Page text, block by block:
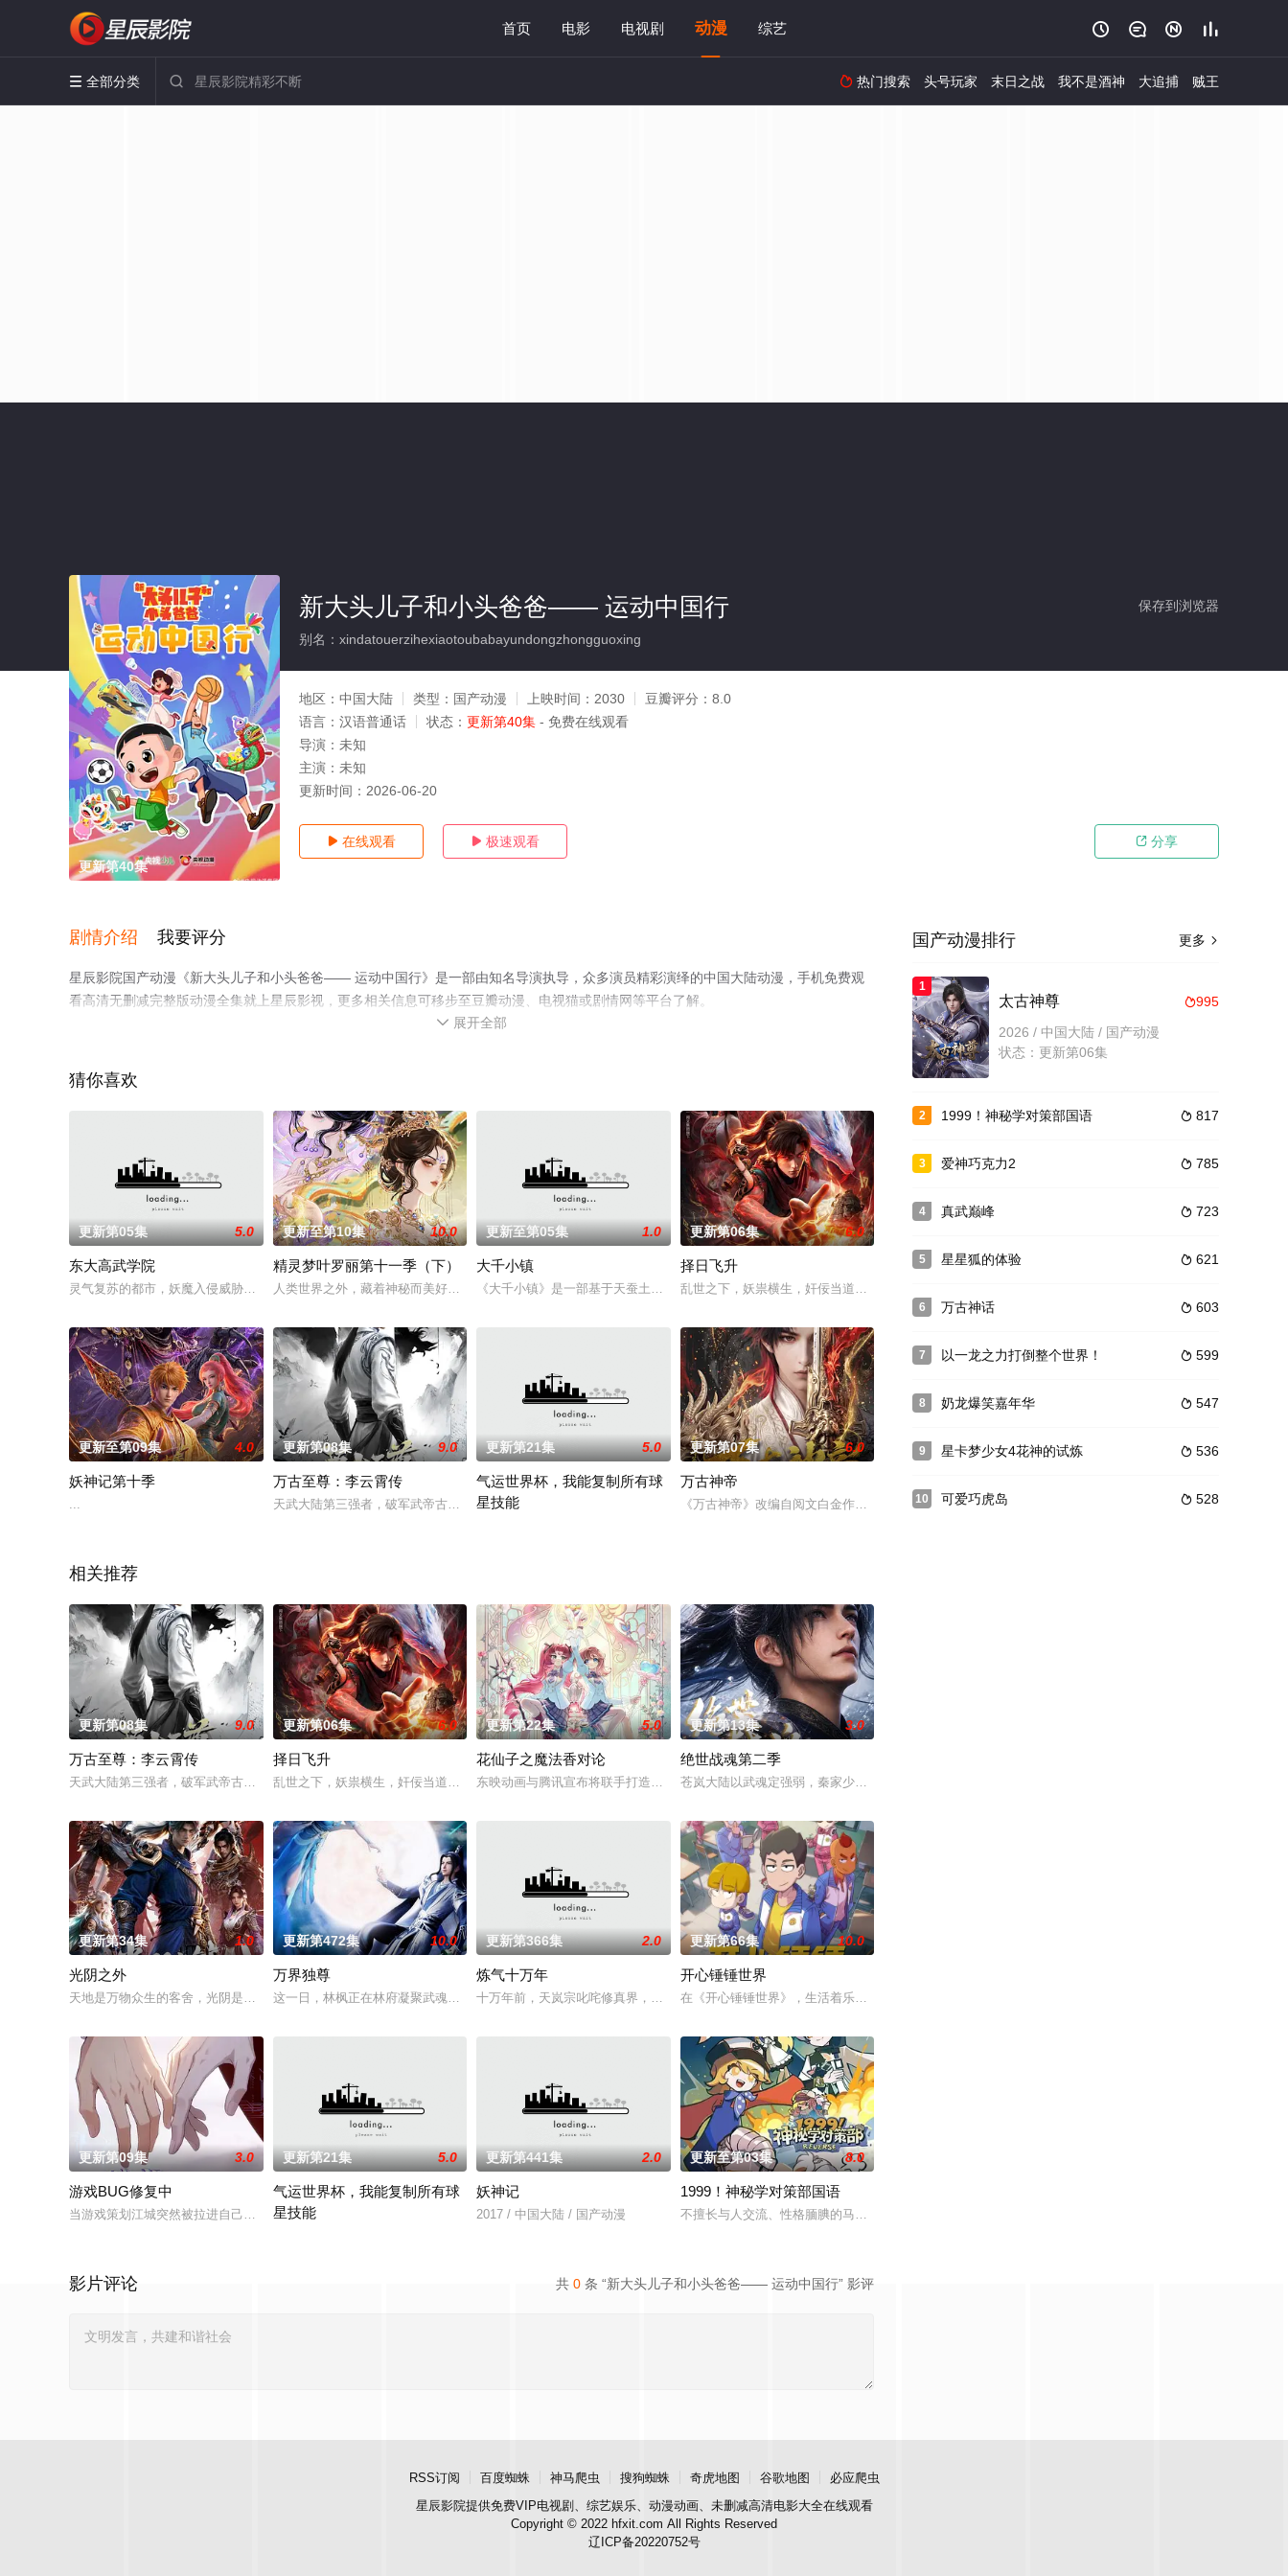
首页 电影 电视剧 动漫 综艺    
 全部分类   热门搜索 头号玩家 末日之战 我不是酒神 大追捕 贼王
更新第40集
保存到浏览器
新大头儿子和小头爸爸—— 运动中国行
别名：xindatouerzihexiaotoubabayundongzhongguoxing
地区： 中国大陆 类型： 国产动漫 上映时间： 2030 豆瓣评分： 8.0
语言： 汉语普通话 状态： 更新第40集 - 免费在线观看
导演： 未知
主演： 未知
更新时间： 2026-06-20
 在线观看  极速观看  分享
剧情介绍 我要评分
星辰影院国产动漫《新大头儿子和小头爸爸—— 运动中国行》是一部由知名导演执导，众多演员精彩演绎的中国大陆动漫，手机免费观
看高清无删减完整版动漫全集就上星辰影视，更多相关信息可移步至豆瓣动漫、电视猫或剧情网等平台了解。
 展开全部
猜你喜欢
更新第05集 5.0
东大高武学院
灵气复苏的都市，妖魔入侵威胁来袭，天生废灵根的少年秦雨体内意外觉醒神力，被选中成为神秘至强功法万物生的传承人。秦
更新至第10集 10.0
精灵梦叶罗丽第十一季（下）
人类世界之外，藏着神秘而美好的叶罗丽仙境。这里的仙子因自然与人类世界的兴衰而生，也与万物命运相连。当人类世界灾难
更新至第05集 1.0
大千小镇
《大千小镇》是一部基于天蚕土豆所著写的《大主宰》、《元尊》、《万相之王》这三部作品所做的衍生动画短片。
更新第06集 6.0
择日飞升
乱世之下，妖祟横生，奸佞当道。又值幽界入侵，人、幽两界势力荼毒人间，捕蛇者许应因看不惯为幽界卖命
更新至第09集 4.0
妖神记第十季
...
更新第08集 9.0
万古至尊：李云霄传
天武大陆第三强者，破军武帝古飞扬被世界规则所限，修为困在九天武帝境多年，难以突破。为了摆脱困境，借助神霄宫主曲红
更新第21集 5.0
气运世界杯，我能复制所有球
星技能
更新第07集 6.0
万古神帝
《万古神帝》改编自阅文白金作家飞天鱼的同名小说。
相关推荐
更新第08集 9.0
万古至尊：李云霄传
天武大陆第三强者，破军武帝古飞扬被世界规则所限，修为困在九天武帝境多年，难以突破。为了摆脱困境，借助神霄宫主曲红
更新第06集 6.0
择日飞升
乱世之下，妖祟横生，奸佞当道。又值幽界入侵，人、幽两界势力荼毒人间，捕蛇者许应因看不惯为幽界卖命的草头神欺压百姓
更新第22集 5.0
花仙子之魔法香对论
东映动画与腾讯宣布将联手打造『花仙子』全新动画
更新第13集 3.0
绝世战魂第二季
苍岚大陆以武魂定强弱，秦家少主秦南本是废魂之身，受尽冷眼。机缘之下，他觉醒太古战神之魂，从此逆天
更新第34集 1.0
光阴之外
天地是万物众生的客舍，光阴是古往今来的过客。苍天残面张开诡异之眼，所视之处生灵涂炭，化为永恒的禁区。末世之中，因
更新第472集 10.0
万界独尊
这一日，林枫正在林府凝聚武魂，不想，他才刚将剑武魂修炼成雏形，未婚妻姬漫夭就趁机夺走了他的武魂，还导致其差点吐血
更新第366集 2.0
炼气十万年
十万年前，天岚宗叱咤修真界，宗内弟子皆是天骄，所向披靡。唯独开山弟子徐阳一直是炼气期，为突破修为早日飞升，徐阳闭
更新第66集 10.0
开心锤锤世界
在《开心锤锤世界》，生活着乐观善良的少年锤锤和他性格各异的家人朋友们，他们在日常琐事中脑洞大开，
更新第09集 3.0
游戏BUG修复中
当游戏策划江城突然被拉进自己精心打造的数字世界时，他原本以为能在这片熟悉的地方游刃有余。然而，令他震惊的是，游戏
更新第21集 5.0
气运世界杯，我能复制所有球
星技能
更新第441集 2.0
妖神记
2017 / 中国大陆 / 国产动漫
更新至第03集 8.0
1999！神秘学对策部国语
不擅长与人交流、性格腼腆的马库斯在一场乌龙中意外成为了“神秘学事件对策部”的负责人。面对星锑、兔毛
共 0 条 “新大头儿子和小头爸爸—— 运动中国行” 影评
影片评论
更多 
国产动漫排行
1
995
太古神尊
2026 / 中国大陆 / 国产动漫
状态：更新第06集
2  817
1999！神秘学对策部国语
3  785
爱神巧克力2
4  723
真武巅峰
5  621
星星狐的体验
6  603
万古神话
7  599
以一龙之力打倒整个世界！
8  547
奶龙爆笑嘉年华
9  536
星卡梦少女4花神的试炼
10  528
可爱巧虎岛
RSS订阅 百度蜘蛛 神马爬虫 搜狗蜘蛛 奇虎地图 谷歌地图
必应爬虫
星辰影院提供免费VIP电视剧、综艺娱乐、动漫动画、未删减高清电影大全在线观看
Copyright © 2022 hfxit.com All Rights Reserved
辽ICP备20220752号